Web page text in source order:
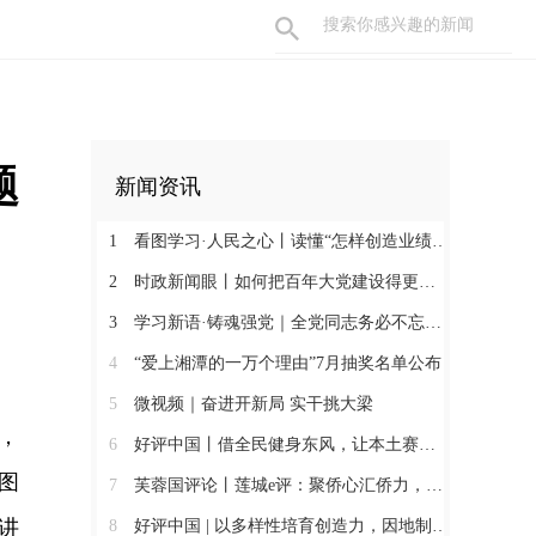
新闻资讯
1 看图学习·人民之心丨读懂“怎样创造业绩”的实干路径
2 时政新闻眼丨如何把百年大党建设得更加坚强有力？总书记这样部署
3 学习新语·铸魂强党｜全党同志务必不忘初心、牢记使命
4 “爱上湘潭的一万个理由”7月抽奖名单公布
5 微视频｜奋进开新局 实干挑大梁
6 好评中国丨借全民健身东风，让本土赛事撬动消费新增长
7 芙蓉国评论丨莲城e评：聚侨心汇侨力，山海万里皆家国
8 好评中国 | 以多样性培育创造力，因地制宜发展新质生产力